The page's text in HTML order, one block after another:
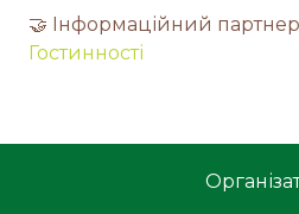
🤝 Інформаційний
Гостинності